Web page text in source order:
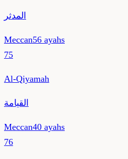
المدثر
Meccan56 ayahs
75
Al-Qiyamah
القيامة
Meccan40 ayahs
76